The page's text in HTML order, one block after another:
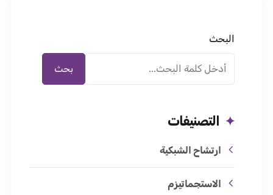
البحث
بحث
التصنيفات
ارتشاح الشبكية
الاستجماتيزم